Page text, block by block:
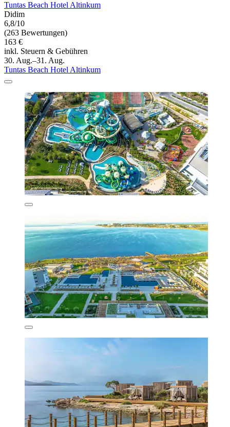
Tuntas Beach Hotel Altinkum
Didim
6,8/10
(263 Bewertungen)
163 €
inkl. Steuern & Gebühren
30. Aug.–31. Aug.
Tuntas Beach Hotel Altinkum